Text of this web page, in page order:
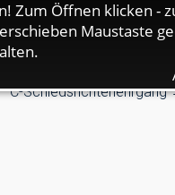
C-Schiedsrichterlehrgang